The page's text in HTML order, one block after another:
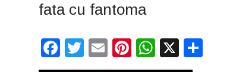
fata cu fantoma
Facebook
Twitter
EmailPinterest
WhatsApp
X